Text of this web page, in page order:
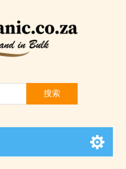
搜索